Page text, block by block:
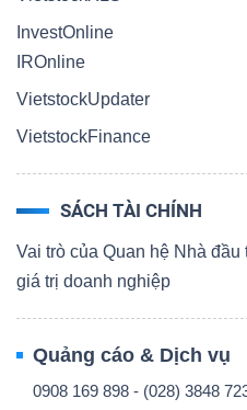
InvestOnline
IROnline
VietstockUpdater
VietstockFinance
SÁCH TÀI CHÍNH
Vai trò của Quan hệ Nhà
giá trị doanh nghiệp
Quảng cáo & Dịch vụ
0908 169 898 - (028) 3848